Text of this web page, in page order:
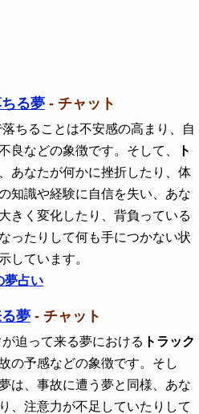
る夢- チャット
ちることは不安感の高まり、自
良などの象徴です。そして、
ト
あなたが何かに挫折したり、体
知識や経験に自信を失い、あな
きく変化したり、背負っている
ったりして何も手につかない状
しています。
夢占い
夢- チャット
が迫って来る夢における トラック
の予感などの象徴です。そし
は、事故に遭う夢と同様、あな
、注意力が不足していたりして